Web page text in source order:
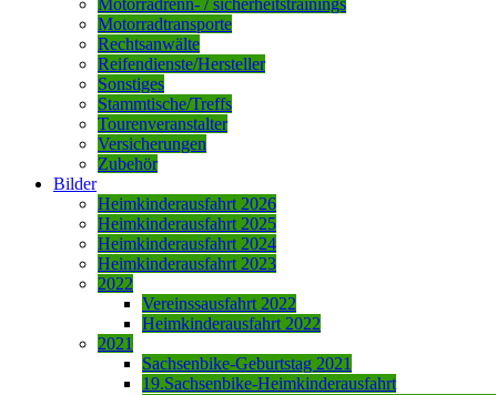
Motorradtransporte
Rechtsanwälte
Reifendienste/Hersteller
Sonstiges
Stammtische/Treffs
Tourenveranstalter
Versicherungen
Zubehör
Bilder
Heimkinderausfahrt 2026
Heimkinderausfahrt 2025
Heimkinderausfahrt 2024
Heimkinderausfahrt 2023
2022
Vereinssausfahrt 2022
Heimkinderausfahrt 2022
2021
Sachsenbike-Geburtstag 2021
19.Sachsenbike-Heimkinderausfahrt